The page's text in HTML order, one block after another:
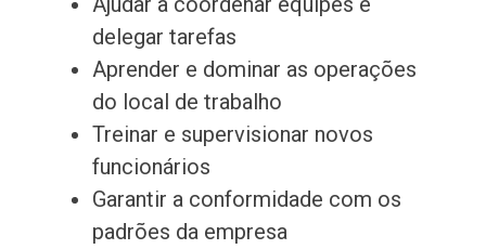
delegar tarefas
Aprender e dominar as operações
do local de trabalho
Treinar e supervisionar novos
funcionários
Garantir a conformidade com os
padrões da empresa